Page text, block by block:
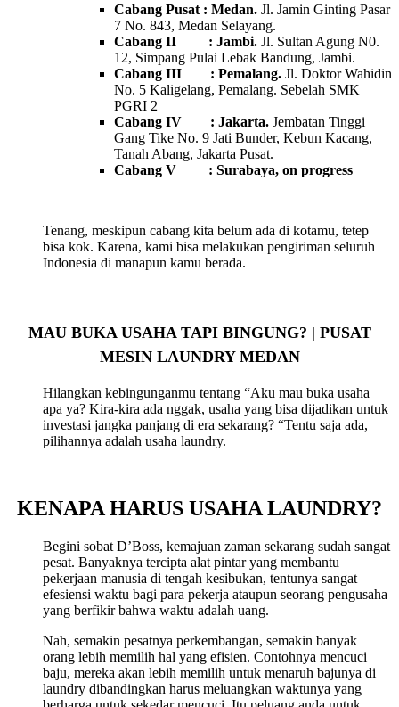
Cabang Pusat : Medan. Jl. Jamin Ginting Pasar
7 No. 843, Medan Selayang.
Cabang II : Jambi. Jl. Sultan Agung N0.
12, Simpang Pulai Lebak Bandung, Jambi.
Cabang III : Pemalang. Jl. Doktor Wahidin
No. 5 Kaligelang, Pemalang. Sebelah SMK
PGRI 2
Cabang IV : Jakarta. Jembatan Tinggi
Gang Tike No. 9 Jati Bunder, Kebun Kacang,
Tanah Abang, Jakarta Pusat.
Cabang V : Surabaya, on progress
Tenang, meskipun cabang kita belum ada di kotamu, tetep
bisa kok. Karena, kami bisa melakukan pengiriman seluruh
Indonesia di manapun kamu berada.
MAU BUKA USAHA TAPI BINGUNG? | PUSAT
MESIN LAUNDRY MEDAN
Hilangkan kebingunganmu tentang “Aku mau buka usaha
apa ya? Kira-kira ada nggak, usaha yang bisa dijadikan untuk
investasi jangka panjang di era sekarang? “Tentu saja ada,
pilihannya adalah usaha laundry.
KENAPA HARUS USAHA LAUNDRY?
Begini sobat D’Boss, kemajuan zaman sekarang sudah sangat
pesat. Banyaknya tercipta alat pintar yang membantu
pekerjaan manusia di tengah kesibukan, tentunya sangat
efesiensi waktu bagi para pekerja ataupun seorang pengusaha
yang berfikir bahwa waktu adalah uang.
Nah, semakin pesatnya perkembangan, semakin banyak
orang lebih memilih hal yang efisien. Contohnya mencuci
baju, mereka akan lebih memilih untuk menaruh bajunya di
laundry dibandingkan harus meluangkan waktunya yang